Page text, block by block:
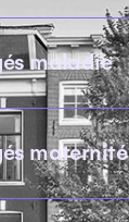
maladie
maternité